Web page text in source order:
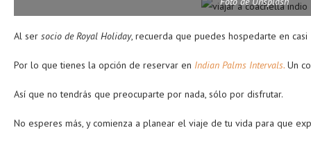
Al ser socio de Royal Holiday, recuerda que puedes hospedarte en
Por lo que tienes la opción de reservar en Indian Palms Intervals. Un
Así que no tendrás que preocuparte por nada, sólo por disfrutar.
No esperes más, y comienza a planear el viaje de tu vida para que